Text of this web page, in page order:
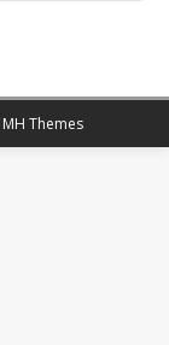
MH Themes